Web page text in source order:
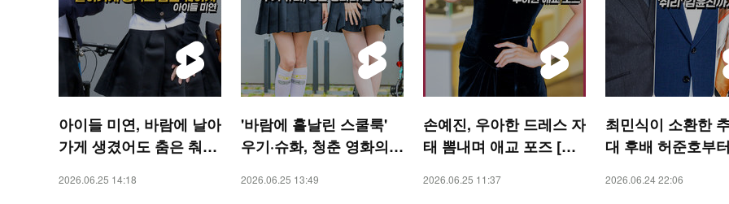
아이들 미연, 바람에 날아
가게 생겼어도 춤은 춰야
2026.06.25 14:18
'바람에 흩날린 스쿨룩'
우기·슈화, 청춘 영화의
2026.06.25 13:49
손예진, 우아한 드레스 자
태 뽐내며 애교 포즈 [O!
2026.06.25 11:37
최민식이 소환한
대 후배 허준호부
R 숏폼]
2026.06.24 22:06